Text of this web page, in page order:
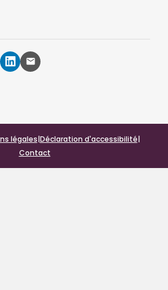
légales|Déclaration d'accessibilité|
Contact